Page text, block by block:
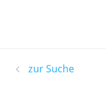
zur Suche